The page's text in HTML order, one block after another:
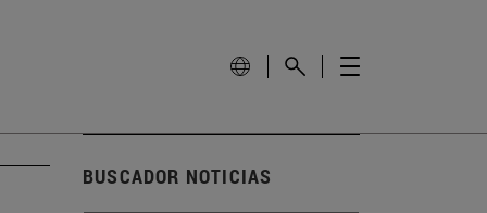
BUSCADOR NOTICIAS